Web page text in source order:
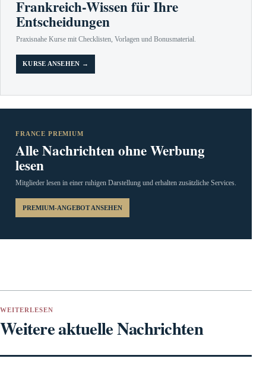
Frankreich-Wissen für Ihre
Entscheidungen
Praxisnahe Kurse mit Checklisten, Vorlagen und Bonusmaterial.
KURSE ANSEHEN →
FRANCE PREMIUM
Alle Nachrichten ohne Werbung
lesen
Mitglieder lesen in einer ruhigen Darstellung und erhalten zusätzliche Services.
PREMIUM-ANGEBOT ANSEHEN
WEITERLESEN
Weitere aktuelle Nachrichten